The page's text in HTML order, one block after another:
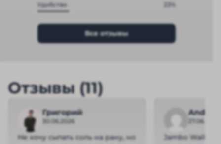
Удобство 23%
Все отзывы
Отзывы (11)
Григорий
30.06.2026
Не хочу сыпать соль на рану, но
Andrey
27.06.2026
Jambo Wallet